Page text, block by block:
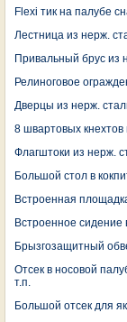
Flexi тик на палубе
Лестница из нерж.
Привальный брус из
Релиноговое
Дверцы из нерж.
8 швартовых
Флагштоки из нерж.
Большой стол в
Встроенная
Встроенное сидение
Брызгозащитный
Отсек в носовой
т.п.
Большой отсек для